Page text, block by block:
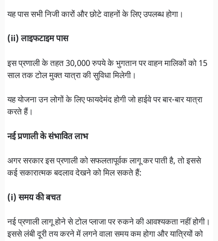
यह पास सभी निजी कारों और छोटे वाहनों के लिए उपलब्ध होगा।
(ii) लाइफटाइम पास
इस प्रणाली के तहत 30,000 रुपये के भुगतान पर वाहन मालिकों को 15
साल तक टोल मुक्त यात्रा की सुविधा मिलेगी।
यह योजना उन लोगों के लिए फायदेमंद होगी जो हाईवे पर बार-बार यात्रा
करते हैं।
नई प्रणाली के संभावित लाभ
अगर सरकार इस प्रणाली को सफलतापूर्वक लागू कर पाती है, तो इससे
कई सकारात्मक बदलाव देखने को मिल सकते हैं:
(i) समय की बचत
नई प्रणाली लागू होने से टोल प्लाजा पर रुकने की आवश्यकता नहीं होगी।
इससे लंबी दूरी तय करने में लगने वाला समय कम होगा और यात्रियों को